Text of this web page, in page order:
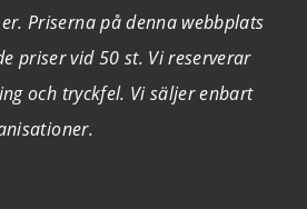
Priserna på denna webbplats
priser vid 50 st. Vi reserverar
och tryckfel. Vi säljer enbart